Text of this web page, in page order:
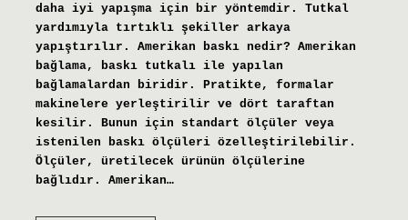
daha iyi yapışma için bir yöntemdir. Tutkal
yardımıyla tırtıklı şekiller arkaya
yapıştırılır. Amerikan baskı nedir? Amerikan
bağlama, baskı tutkalı ile yapılan
bağlamalardan biridir. Pratikte, formalar
makinelere yerleştirilir ve dört taraftan
kesilir. Bunun için standart ölçüler veya
istenilen baskı ölçüleri özelleştirilebilir.
Ölçüler, üretilecek ürünün ölçülerine
bağlıdır. Amerikan…